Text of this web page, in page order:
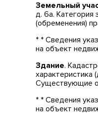
Земельный
д. 6а. Категория
(обременения)
* * Сведения
на объект
Здание.
характеристика
Существующие
* * Сведения
на объект